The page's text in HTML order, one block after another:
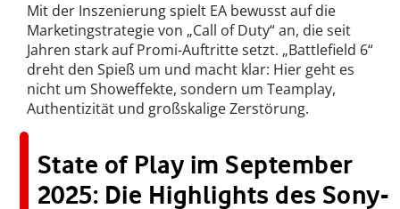
Mit der Inszenierung spielt EA bewusst auf die
Marketingstrategie von „Call of Duty“ an, die seit
Jahren stark auf Promi-Auftritte setzt. „Battlefield 6“
dreht den Spieß um und macht klar: Hier geht es
nicht um Showeffekte, sondern um Teamplay,
Authentizität und großskalige Zerstörung.
State of Play im September
2025: Die Highlights des Sony-